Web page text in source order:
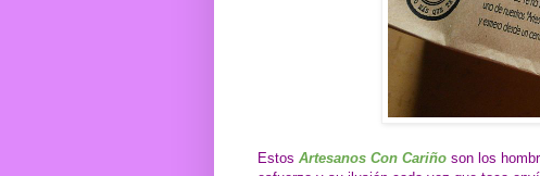
Estos Artesanos Con Cariño son los